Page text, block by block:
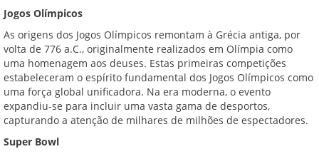
Jogos Olímpicos
As origens dos Jogos Olímpicos remontam à Grécia antiga, por
volta de 776 a.C., originalmente realizados em Olímpia como
uma homenagem aos deuses. Estas primeiras competições
estabeleceram o espírito fundamental dos Jogos Olímpicos como
uma força global unificadora. Na era moderna, o evento
expandiu-se para incluir uma vasta gama de desportos,
capturando a atenção de milhares de milhões de espectadores.
Super Bowl